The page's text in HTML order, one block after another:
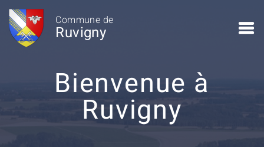
Commune de
Ruvigny
Bienvenue à
Ruvigny